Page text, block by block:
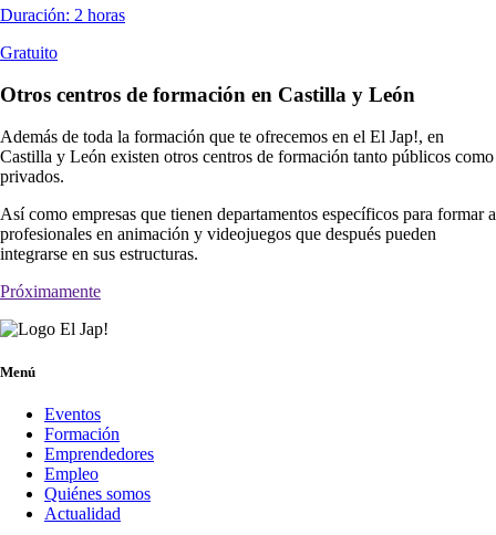
Duración: 2 horas
Gratuito
Otros centros de formación en Castilla y León
Además de toda la formación que te ofrecemos en el El Jap!, en
Castilla y León existen otros centros de formación tanto públicos como
privados.
Así como empresas que tienen departamentos específicos para formar a
profesionales en animación y videojuegos que después pueden
integrarse en sus estructuras.
Próximamente
Menú
Eventos
Formación
Emprendedores
Empleo
Quiénes somos
Actualidad